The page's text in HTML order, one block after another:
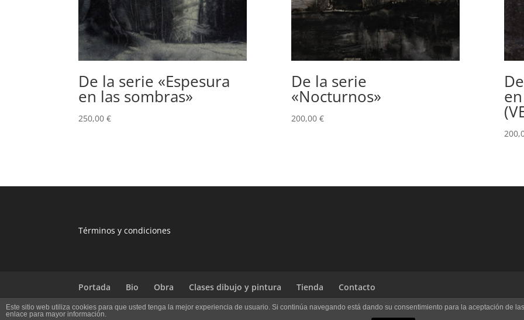
De la serie «Espesura
en las sombras»
250,00€
De la serie
«Nocturnos»
200,00€
Términos y condiciones
Portada Bio Obra Clases dibujo y pintura Tienda Contacto
Este sitio web utiliza cookies para que usted tenga la mejor experiencia de usuario. Si continúa navegando está dando su consentimiento para la aceptación de
enlace para mayor información.